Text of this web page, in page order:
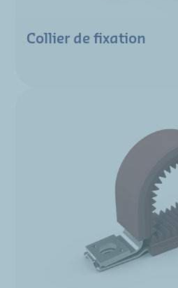
Collier de fixation